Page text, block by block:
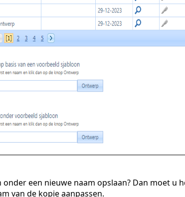
een nieuwe naam opslaan? Dan moet u
van de kopie aanpassen.